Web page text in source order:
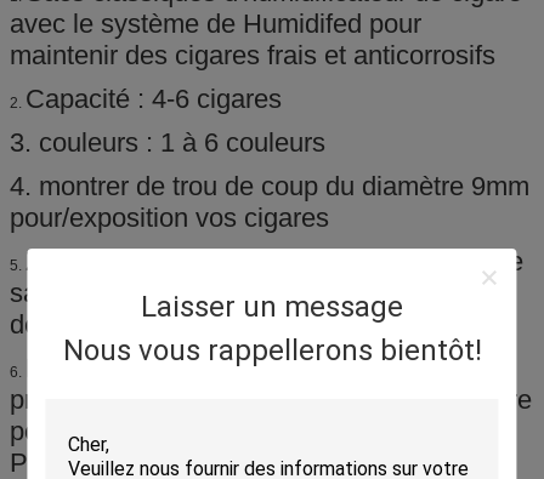
Laisser un message
Nous vous rappellerons bientôt!
avec le système de Humidifed pour
maintenir des cigares frais et anticorrosifs
2. Capacité : 4-6 cigares
3. couleurs : 1 à 6 couleurs
4. montrer de trou de coup du diamètre 9mm
pour/exposition vos cigares
5. Zip-lock rescellable pour ouvrir et fermer le
sac facilement, commode pour porter avec
des cigares
6.
Nous sommes la fabrication
professionnelle pour faire des sacs de cigare
pour beaucoup de marques comme ,
Perdomo, JR, Cohiba, Montecristo…